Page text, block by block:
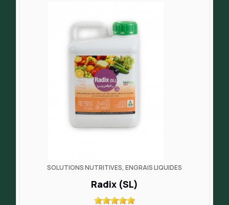
SOLUTIONS NUTRITIVES, ENGRAIS LIQUIDES
Radix (SL)